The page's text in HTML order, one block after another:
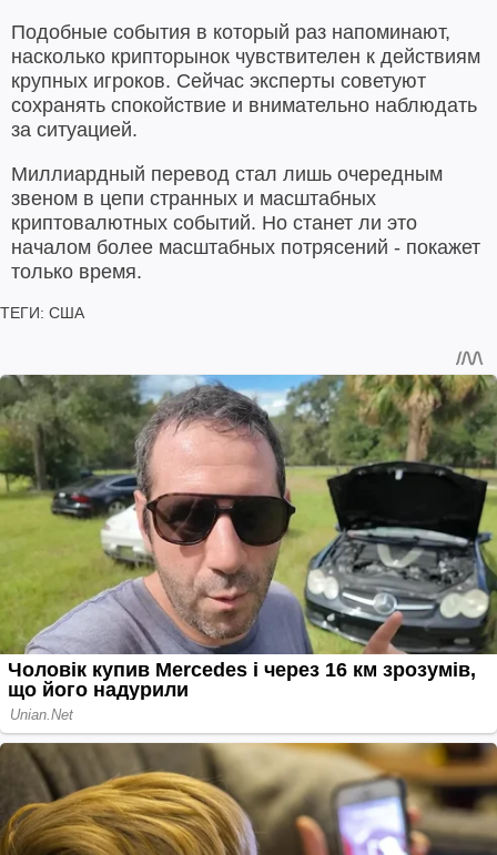
Подобные события в который раз напоминают,
насколько крипторынок чувствителен к действиям
крупных игроков. Сейчас эксперты советуют
сохранять спокойствие и внимательно наблюдать
за ситуацией.
Миллиардный перевод стал лишь очередным
звеном в цепи странных и масштабных
криптовалютных событий. Но станет ли это
началом более масштабных потрясений - покажет
только время.
ТЕГИ: США